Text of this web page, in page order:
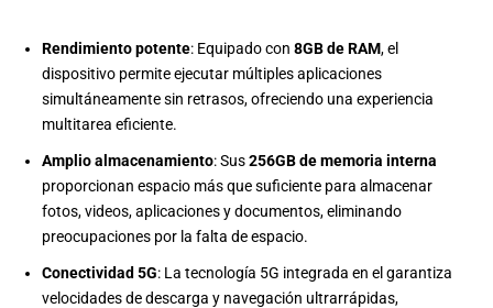
Rendimiento potente: Equipado con 8GB de RAM, el
dispositivo permite ejecutar múltiples aplicaciones
simultáneamente sin retrasos, ofreciendo una experiencia
multitarea eficiente.
Amplio almacenamiento: Sus256GB de memoria interna
proporcionan espacio más que suficiente para almacenar
fotos, videos, aplicaciones y documentos, eliminando
preocupaciones por la falta de espacio.
Conectividad 5G: La tecnología 5G integrada en el garantiza
velocidades de descarga y navegación ultrarrápidas,